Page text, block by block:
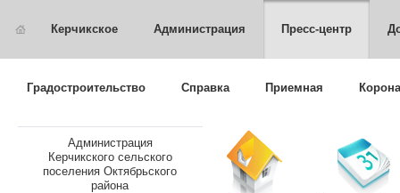
Керчикское Администрация Пресс-центр
Градостроительство Справка Приемная
Администрация
Керчикского сельского
поселения Октябрьского
района